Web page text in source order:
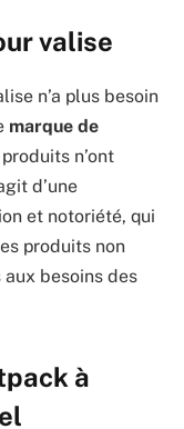
valise
n’a plus besoin
marque de
n’ont
d’une
et notoriété, qui
produits non
besoins des
à